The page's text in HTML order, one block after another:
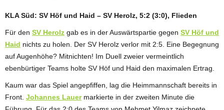
KLA Süd: SV Höf und Haid – SV Herolz, 5:2 (3:0), Flieden
Für den SV Herolz gab es in der Auswärtspartie gegen SV Höf und
Haid nichts zu holen. Der SV Herolz verlor mit 2:5. Eine Begegnung
auf Augenhöhe? Mitnichten! Im Duell zweier vermeintlich
ebenbürtiger Teams holte SV Höf und Haid den maximalen Ertrag.
Kaum war das Spiel angepfiffen, lag die Heimmannschaft bereits in
Front. Johannes Lauermarkierte in der zweiten Minute die